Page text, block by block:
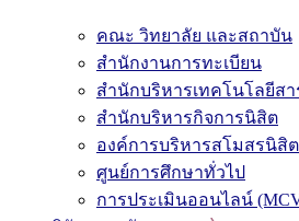
คณะ วิทยาลัย และสถาบัน
สำนักงานการทะเบียน
สำนักบริหารเทคโนโลยีสา
สำนักบริหารกิจการนิสิต
องค์การบริหารสโมสรนิสิ
ศูนย์การศึกษาทั่วไป
การประเมินออนไลน์